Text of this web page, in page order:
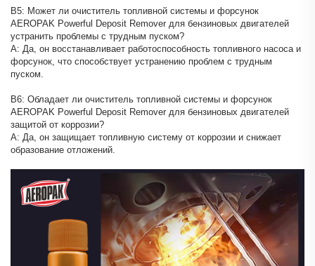
В5: Может ли очиститель топливной системы и форсунок
AEROPAK Powerful Deposit Remover для бензиновых двигателей
устранить проблемы с трудным пуском?
A: Да, он восстанавливает работоспособность топливного насоса и
форсунок, что способствует устранению проблем с трудным
пуском.
В6: Обладает ли очиститель топливной системы и форсунок
AEROPAK Powerful Deposit Remover для бензиновых двигателей
защитой от коррозии?
A: Да, он защищает топливную систему от коррозии и снижает
образование отложений.